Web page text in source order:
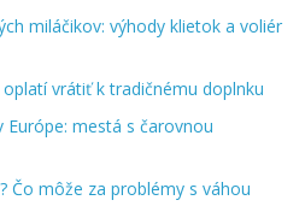
miláčikov: výhody klietok a voliér
vrátiť k tradičnému doplnku
mestá s čarovnou
Čo môže za problémy s váhou